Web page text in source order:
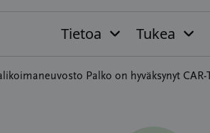
Tietoa Tukea
Palko on hyväksynyt